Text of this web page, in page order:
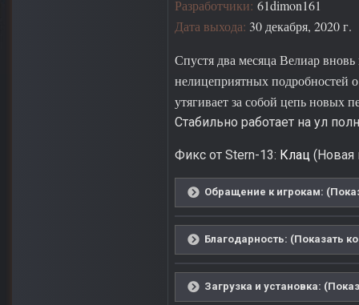
Разработчики: 61dimon161
Дата выхода: 30 декабря, 2020 г.
Спустя два месяца Велиар
нелицеприятных подробностей
утягивает за собой цепь новых
Стабильно работает на ул
Фикс от Stern-13: Клац (Новая
Обращение к игрокам:
Благодарность: (Показать
Загрузка и установка: